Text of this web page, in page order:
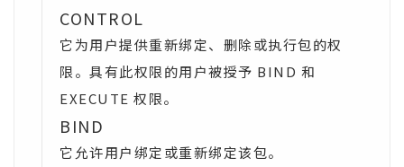
CONTROL
它为用户提供重新绑定、删除或执行包的权
限。具有此权限的用户被授予 BIND 和
EXECUTE 权限。
BIND
它允许用户绑定或重新绑定该包。